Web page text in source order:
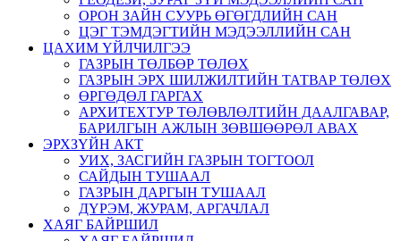
ОРОН ЗАЙН СУУРЬ ӨГӨГДЛИЙН САН
ЦЭГ ТЭМДЭГТИЙН МЭДЭЭЛЛИЙН САН
ЦАХИМ ҮЙЛЧИЛГЭЭ
ГАЗРЫН ТӨЛБӨР ТӨЛӨХ
ГАЗРЫН ЭРХ ШИЛЖИЛТИЙН ТАТВАР ТӨЛӨХ
ӨРГӨДӨЛ ГАРГАХ
АРХИТЕХТУР ТӨЛӨВЛӨЛТИЙН ДААЛГАВАР,
БАРИЛГЫН АЖЛЫН ЗӨВШӨӨРӨЛ АВАХ
ЭРХЗҮЙН АКТ
УИХ, ЗАСГИЙН ГАЗРЫН ТОГТООЛ
САЙДЫН ТУШААЛ
ГАЗРЫН ДАРГЫН ТУШААЛ
ДҮРЭМ, ЖУРАМ, АРГАЧЛАЛ
ХАЯГ БАЙРШИЛ